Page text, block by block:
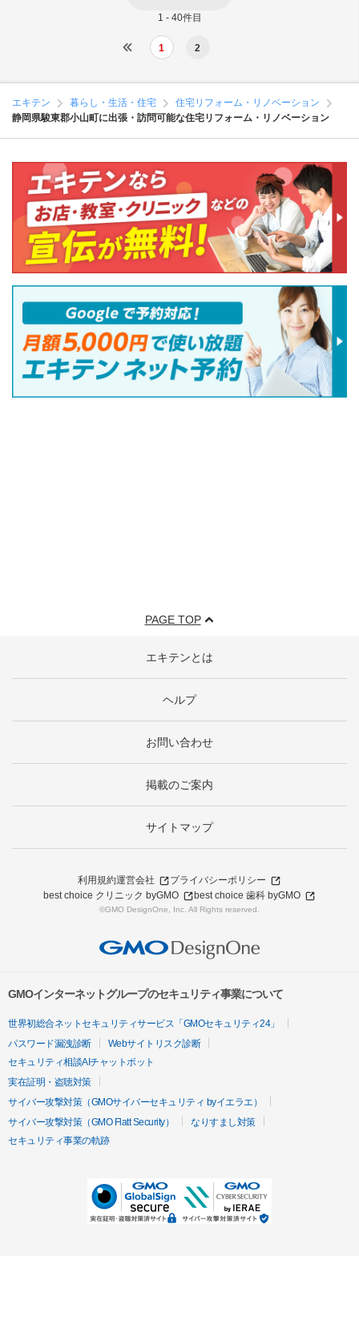
1 - 40件目
1 2
エキテン 暮らし・生活・住宅
住宅リフォーム・リノベーション
静岡県駿東郡小山町に出張・訪問可能な住宅リフォーム・リノベーション
PAGE TOP
エキテンとは
ヘルプ
お問い合わせ
掲載のご案内
サイトマップ
利用規約運営会社
プライバシーポリシー
best choice クリニック byGMO
best choice 歯科 byGMO
©GMO DesignOne, Inc. All Rights reserved.
GMOインターネットグループのセキュリティ事業について
世界初総合ネットセキュリティサービス「GMOセキュリティ24」
パスワード漏洩診断
Webサイトリスク診断
セキュリティ相談AIチャットボット
実在証明・盗聴対策
サイバー攻撃対策（GMOサイバーセキュリティ byイエラエ）
サイバー攻撃対策（GMO Flatt Security）
なりすまし対策
セキュリティ事業の軌跡